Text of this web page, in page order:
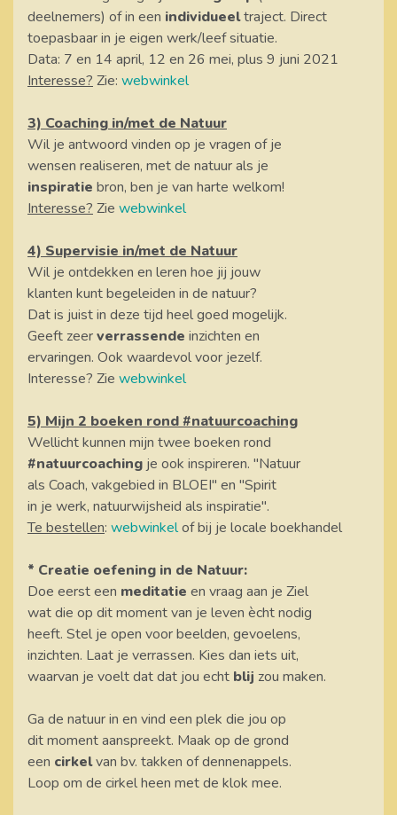
deelnemers) of in een individueeltraject. Direct
toepasbaar in je eigen werk/leef situatie.
Data: 7 en 14 april, 12 en 26 mei, plus 9 juni 2021
Interesse? Zie: webwinkel
3) Coaching in/met de Natuur
Wil je antwoord vinden op je vragen of je
wensen realiseren, met de natuur als je
inspiratie bron, ben je van harte welkom!
Interesse? Zie webwinkel
4) Supervisie in/met de Natuur
Wil je ontdekken en leren hoe jij jouw
klanten kunt begeleiden in de natuur?
Dat is juist in deze tijd heel goed mogelijk.
Geeft zeerverrassende inzichten en
ervaringen. Ook waardevol voor jezelf.
Interesse? Zie webwinkel
5) Mijn 2 boeken rond #natuurcoaching
Wellicht kunnen mijn twee boeken rond
#natuurcoaching je ook inspireren. "Natuur
als Coach, vakgebied in BLOEI" en "Spirit
in je werk, natuurwijsheid als inspiratie".
Te bestellen: webwinkelof bij je locale boekhandel
* Creatie oefening in de Natuur:
Doe eerst een meditatie en vraag aan je Ziel
wat die op dit moment van je leven ècht nodig
heeft. Stel je open voor beelden, gevoelens,
inzichten. Laat je verrassen. Kies dan iets uit,
waarvan je voelt dat dat jou echt blij zou maken.
Ga de natuur in en vind een plek die jou op
dit moment aanspreekt. Maak op de grond
een cirkelvan bv. takken of dennenappels.
Loop om de cirkel heen met de klok mee.